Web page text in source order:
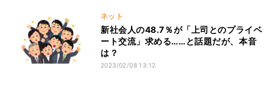
ネット
新社会人の48.7％が「上司とのプライベ
ート交流」求める……と話題だが、本音
は？
2023/02/08 13:12